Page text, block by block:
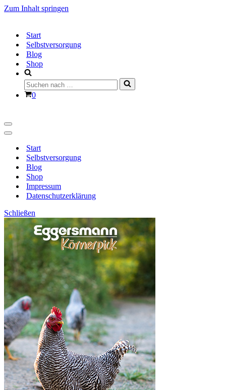
Zum Inhalt springen
Start
Selbstversorgung
Blog
Shop
Suchen
nach …
Warenkorb
0
Navigationsmenü
Navigationsmenü
Start
Selbstversorgung
Blog
Shop
Impressum
Datenschutzerklärung
Schließen